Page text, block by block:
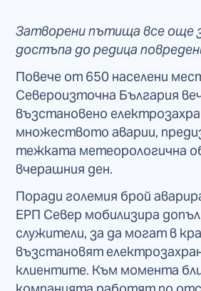
Затворени пътища все още
достъпа до редица
Повече от 650 населени
Североизточна България
възстановено
множеството аварии,
тежката метеорологична
вчерашния ден.
Поради големия брой
ЕРП Север мобилизира
служители, за да могат в
възстановят
клиентите. Към момента